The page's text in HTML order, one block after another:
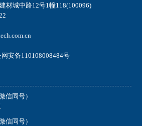
材城中路12号1幢118(100096)
安备110108008484号
信同号）
信同号）